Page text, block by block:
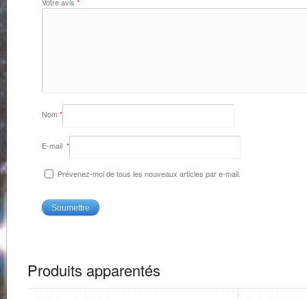
Votre avis *
Nom*
E-mail *
Prévenez-moi de tous les nouveaux articles par e-mail.
Produits apparentés